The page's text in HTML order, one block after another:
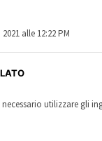
alle 12:22 PM
utilizzare gli